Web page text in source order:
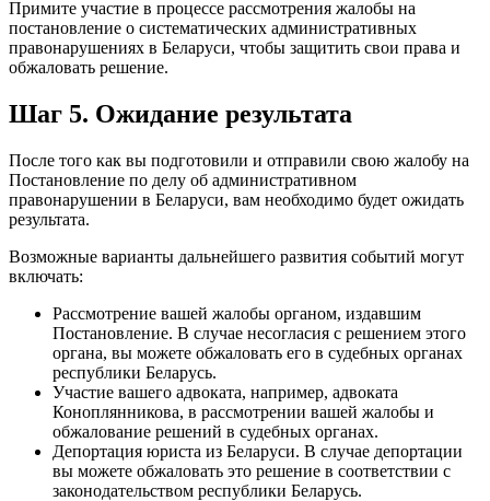
Примите участие в процессе рассмотрения жалобы на
постановление о систематических административных
правонарушениях в Беларуси, чтобы защитить свои права и
обжаловать решение.
Шаг 5. Ожидание результата
После того как вы подготовили и отправили свою жалобу на
Постановление по делу об административном
правонарушении в Беларуси, вам необходимо будет ожидать
результата.
Возможные варианты дальнейшего развития событий могут
включать:
Рассмотрение вашей жалобы органом, издавшим
Постановление. В случае несогласия с решением этого
органа, вы можете обжаловать его в судебных органах
республики Беларусь.
Участие вашего адвоката, например, адвоката
Коноплянникова, в рассмотрении вашей жалобы и
обжалование решений в судебных органах.
Депортация юриста из Беларуси. В случае депортации
вы можете обжаловать это решение в соответствии с
законодательством республики Беларусь.